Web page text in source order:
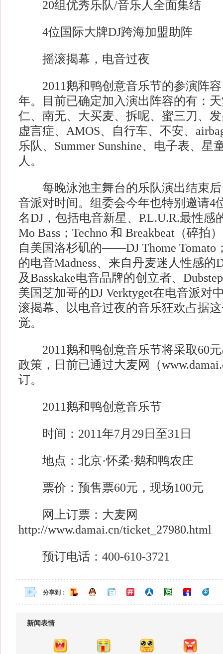
20组优秀乐队/音乐人全面集结
4位国际大牌DJ跨海加盟助阵
摇滚揭幕，电音过夜
2011鹅和鸭创意音乐节的参演阵容
年。目前已确定加入演出阵容的有：
仁、南无、大买麦、拆呢、蜜三刀、
虚言症、AMOS、自行车、不安、
乐队、Summer Sunshine、电子表、星
人。
每晚泳池主舞台的乐队演出结束后
音派对时间。组委会今年也特别邀请4
名DJ，包括电音新星、P.L.U.R.最性
Mo Bass；Techno 和 Breakbeat（碎拍
自美国洛杉矶的——DJ Thome Tomato
的电音Madness、来自丹麦迷人性感的
及Basskake电音品牌的创立者、
美国芝加哥的DJ Verktyget在电音派对
滚揭幕、以电音过夜的音乐狂欢占据
觉。
2011鹅和鸭创意音乐节将采取60元
政策，日前已通过大麦网（
订。
2011鹅和鸭创意音乐节
时间：2011年7月29日至31日
地点：北京·怀柔·鹅和鸭农庄
票价：预售票60元，现场100元
网上订票：大麦网
http://www.damai.cn/ticket_27980.html
预订电话：400-610-3721
分享到：
新闻表情